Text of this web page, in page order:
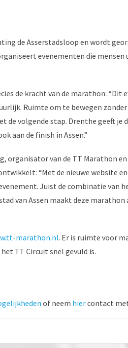
de Asserstadsloop en wordt
evenementen die
de kracht van de marathon: “Dit
Ruimte om te bewegen
de volgende stap. Drenthe geeft je
aan de finish in Assen.”
organisator van de TT Marathon
“Met de nieuwe website
Juist de combinatie van
van Assen maakt deze marathon
marathon.nl. Er is ruimte voor
TT Circuit snel gevuld is.
of neem hiercontact